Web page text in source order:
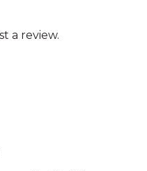
a review.